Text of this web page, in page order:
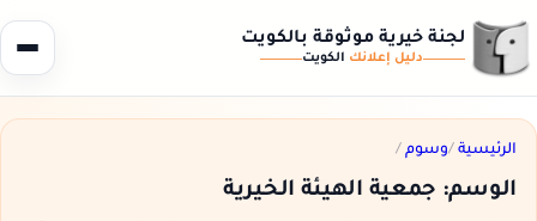
لجنة خيرية موثوقة بالكويت
دليل إعلانك الكويت
الرئيسية /وسوم /
الوسم: جمعية الهيئة الخيرية